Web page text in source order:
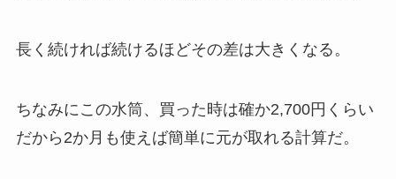
長く続ければ続けるほどその差は大きくなる。
ちなみにこの水筒、買った時は確か2,700円くらい
だから2か月も使えば簡単に元が取れる計算だ。